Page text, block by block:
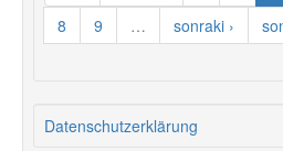
8
9 … sonraki ›
Datenschutzerklärung